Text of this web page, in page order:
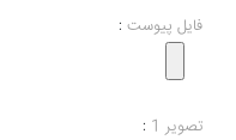
فایل پیوست:
تصویر 1 :